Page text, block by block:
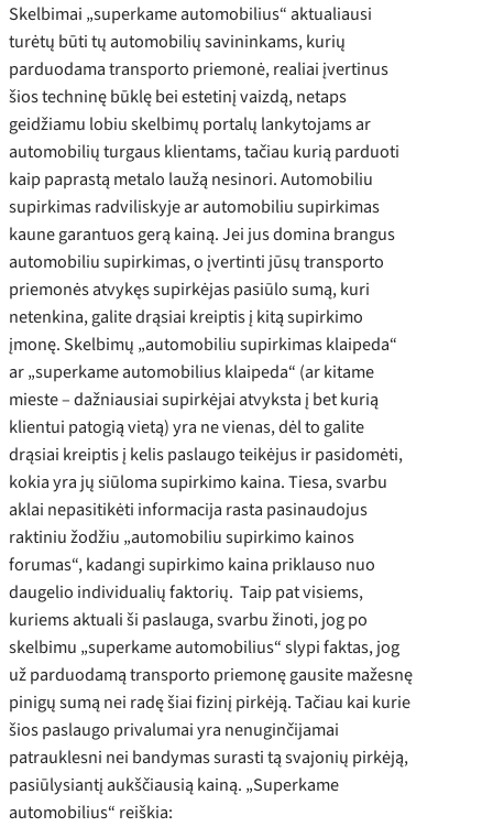
Skelbimai „superkame automobilius“ aktualiausi
turėtų būti tų automobilių savininkams, kurių
parduodama transporto priemonė, realiai įvertinus
šios techninę būklę bei estetinį vaizdą, netaps
geidžiamu lobiu skelbimų portalų lankytojams ar
automobilių turgaus klientams, tačiau kurią parduoti
kaip paprastą metalo laužą nesinori. Automobiliu
supirkimas radviliskyje ar automobiliu supirkimas
kaune garantuos gerą kainą. Jei jus domina brangus
automobiliu supirkimas, o įvertinti jūsų transporto
priemonės atvykęs supirkėjas pasiūlo sumą, kuri
netenkina, galite drąsiai kreiptis į kitą supirkimo
įmonę. Skelbimų „automobiliu supirkimas klaipeda“
ar „superkame automobilius klaipeda“ (ar kitame
mieste – dažniausiai supirkėjai atvyksta į bet kurią
klientui patogią vietą) yra ne vienas, dėl to galite
drąsiai kreiptis į kelis paslaugo teikėjus ir pasidomėti,
kokia yra jų siūloma supirkimo kaina. Tiesa, svarbu
aklai nepasitikėti informacija rasta pasinaudojus
raktiniu žodžiu „automobiliu supirkimo kainos
forumas“, kadangi supirkimo kaina priklauso nuo
daugelio individualių faktorių. Taip pat visiems,
kuriems aktuali ši paslauga, svarbu žinoti, jog po
skelbimu „superkame automobilius“ slypi faktas, jog
už parduodamą transporto priemonę gausite mažesnę
pinigų sumą nei radę šiai fizinį pirkėją. Tačiau kai kurie
šios paslaugo privalumai yra nenuginčijamai
patrauklesni nei bandymas surasti tą svajonių pirkėją,
pasiūlysiantį aukščiausią kainą. „Superkame
automobilius“ reiškia: